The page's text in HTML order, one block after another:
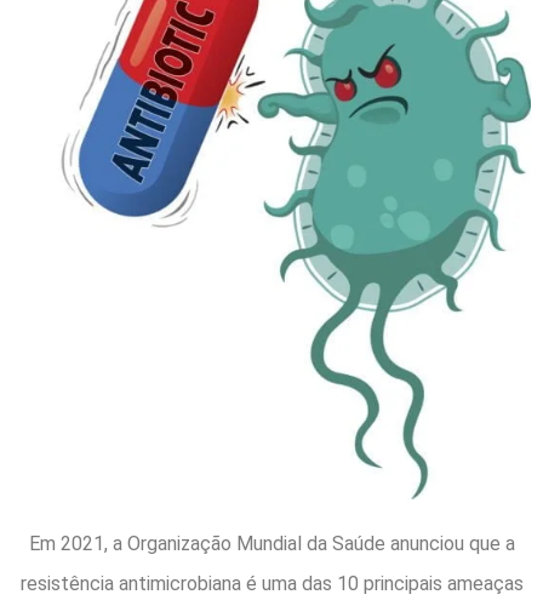
Em 2021, a Organização Mundial da Saúde anunciou que a
resistência antimicrobiana é uma das 10 principais ameaças